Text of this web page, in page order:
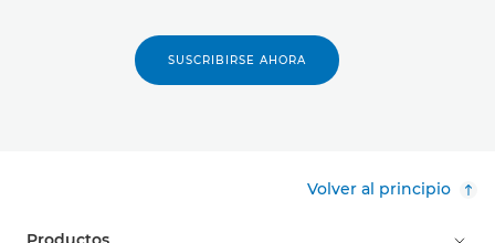
SUSCRIBIRSE AHORA
Volver al principio